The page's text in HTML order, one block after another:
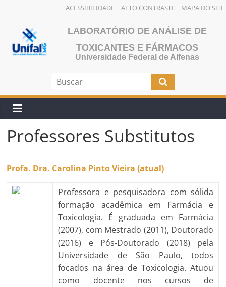
ACESSIBILIDADE ALTO CONTRASTE MAPA DO SITE
conteúdo
LABORATÓRIO DE ANÁLISE DE
TOXICANTES E FÁRMACOS
Universidade Federal de Alfenas
Professores Substitutos
Profa. Dra. Carolina Pinto Vieira (atual)
Professora e pesquisadora com sólida
formação acadêmica em Farmácia e
Toxicologia. É graduada em Farmácia
(2007), com Mestrado (2011), Doutorado
(2016) e Pós-Doutorado (2018) pela
Universidade de São Paulo, todos
focados na área de Toxicologia. Atuou
como docente nos cursos de